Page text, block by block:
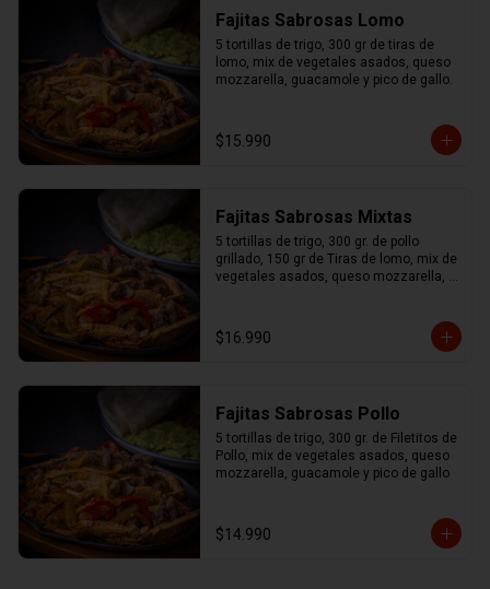
Fajitas Sabrosas Lomo
5 tortillas de trigo, 300 gr de tiras de
lomo, mix de vegetales asados, queso
mozzarella, guacamole y pico de gallo.
$15.990
Fajitas Sabrosas Mixtas
5 tortillas de trigo, 300 gr. de pollo
grillado, 150 gr de Tiras de lomo, mix de
vegetales asados, queso mozzarella,
$16.990
Fajitas Sabrosas Pollo
5 tortillas de trigo, 300 gr. de Filetitos de
Pollo, mix de vegetales asados, queso
mozzarella, guacamole y pico de gallo
$14.990